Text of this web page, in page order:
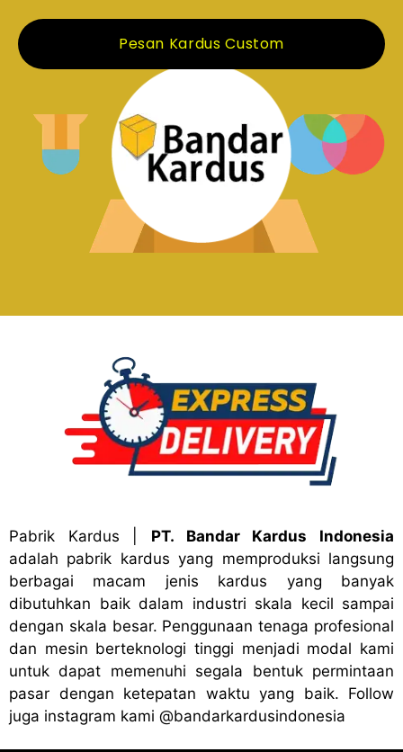
Pesan Kardus Custom
Pabrik Kardus
PT. Bandar Kardus Indonesia
adalah pabrik kardus yang memproduksi langsung
berbagai macam jenis kardus yang banyak
dibutuhkan baik dalam industri skala kecil sampai
dengan skala besar. Penggunaan tenaga profesional
dan mesin berteknologi tinggi menjadi modal kami
untuk dapat memenuhi segala bentuk permintaan
pasar dengan ketepatan waktu yang baik. Follow
juga instagram kami @bandarkardusindonesia